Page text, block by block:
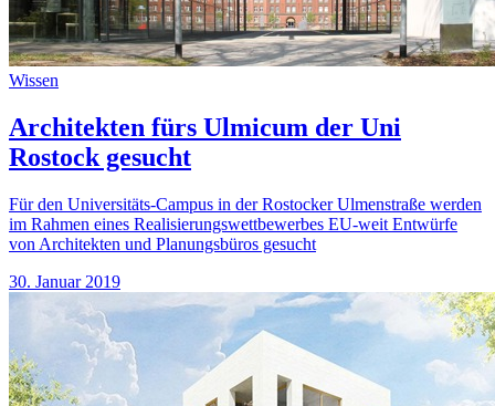
Wissen
Architekten fürs Ulmicum der Uni
Rostock gesucht
Für den Universitäts-Campus in der Rostocker Ulmenstraße werden
im Rahmen eines Realisierungswettbewerbes EU-weit Entwürfe
von Architekten und Planungsbüros gesucht
30. Januar 2019